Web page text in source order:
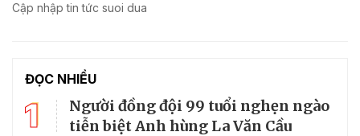
Cập nhập tin tức suoi dua
ĐỌC NHIỀU
1
Người đồng đội 99 tuổi nghẹn ngào
tiễn biệt Anh hùng La Văn Cầu